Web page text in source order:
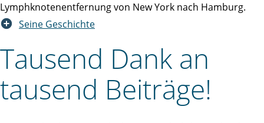
Lymphknotenentfernung von New York nach Hamburg.
Seine Geschichte
Tausend Dank an
tausend Beiträge!